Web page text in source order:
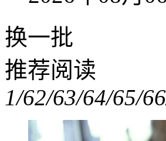
换一批
推荐阅读
1/62/63/64/65/6